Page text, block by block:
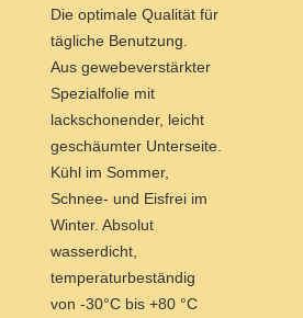
Höhe
Die optimale Qualität für
tägliche Benutzung.
Aus gewebeverstärkter
Spezialfolie mit
lackschonender, leicht
geschäumter Unterseite.
Kühl im Sommer,
Schnee- und Eisfrei im
Winter. Absolut
wasserdicht,
temperaturbeständig
von -30°C bis +80 °C